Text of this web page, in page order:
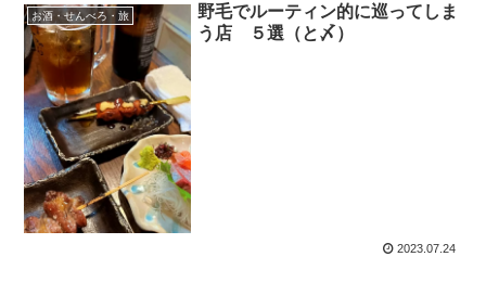
お酒・せんべろ・旅
野毛でルーティン的に巡ってしま
う店 ５選（と〆）
2023.07.24